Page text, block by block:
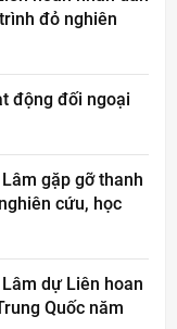
đỏ nghiên
động đối ngoại
gặp gỡ thanh
cứu, học
dự Liên hoan
Quốc năm